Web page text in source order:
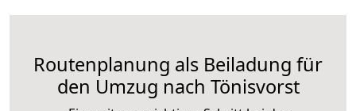
Routenplanung als Beiladung für
den Umzug nach Tönisvorst